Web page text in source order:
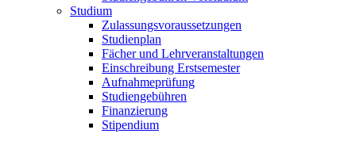
Studium
Zulassungsvoraussetzungen
Studienplan
Fächer und Lehrveranstaltungen
Einschreibung Erstsemester
Aufnahmeprüfung
Studiengebühren
Finanzierung
Stipendium